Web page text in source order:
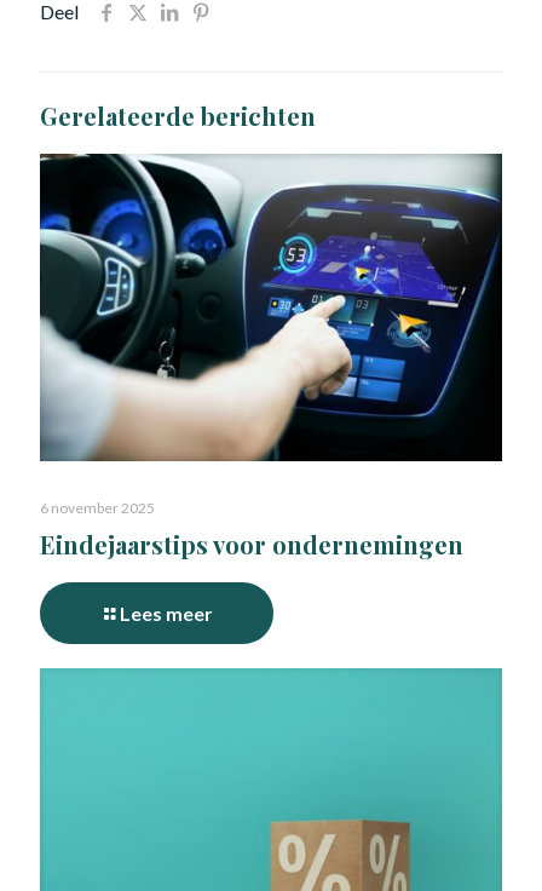
Deel
Gerelateerde berichten
6 november 2025
Eindejaarstips voor ondernemingen
Lees meer